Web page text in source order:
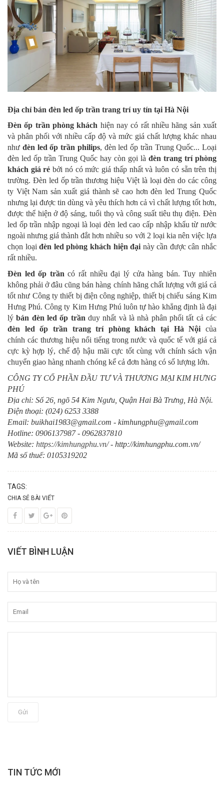
Địa chỉ bán đèn led ốp trần trang trí uy tín tại Hà Nội
Đèn ốp trần phòng khách hiện nay có rất nhiều hãng sản xuất
và phân phối với nhiều cấp độ và mức giá chất lượng khác nhau
như đèn led ốp trần philips, đèn led ốp trần Trung Quốc... Loại
đèn led ốp trần Trung Quốc hay còn gọi là đèn trang trí phòng
khách giá rẻ bởi nó có mức giá thấp nhất và luôn có sẵn trên thị
trường. Đèn led ốp trần thương hiệu Việt là loại đèn do các công
ty Việt Nam sản xuất giá thành sẽ cao hơn đèn led Trung Quốc
nhưng lại được tin dùng và yêu thích hơn cả vì chất lượng tốt hơn,
được thể hiện ở độ sáng, tuổi thọ và công suất tiêu thụ điện. Đèn
led ốp trần nhập ngoại là loại đèn led cao cấp nhập khẩu từ nước
ngoài nhưng giá thành đắt hơn nhiều so với 2 loại kia nên việc lựa
chọn loạiđèn led phòng khách hiện đại này cần được cân nhắc
rất nhiều.
Đèn led ốp trần có rất nhiều đại lý cửa hàng bán. Tuy nhiên
không phải ở đâu cũng bán hàng chính hãng chất lượng với giá cả
tốt như Công ty thiết bị điện công nghiệp, thiết bị chiếu sáng Kim
Hưng Phú. Công ty Kim Hưng Phú luôn tự hào khẳng định là đại
lýbán đèn led ốp trần duy nhất và là nhà phân phối tất cả các
đèn led ốp trần trang trí phòng khách tại Hà Nội của
chính các thương hiệu nổi tiếng trong nước và quốc tế với giá cả
cực kỳ hợp lý, chế độ hậu mãi cực tốt cùng với chính sách vận
chuyển giao hàng nhanh chóng kể cả đơn hàng có số lượng lớn.
CÔNG TY CỔ PHẦN ĐẦU TƯ VÀ THƯƠNG MẠI KIM HƯNG
PHÚ
Địa chỉ: Số 26, ngõ 54 Kim Ngưu, Quận Hai Bà Trưng, Hà Nội.
Điện thoại: (024) 6253 3388
Email: buikhai1983@gmail.com - kimhungphu@gmail.com
Hotline: 0906137987 - 0962837810
Website: https://kimhungphu.vn/- http://kimhungphu.com.vn/
Mã số thuế: 0105319202
TAGS:
CHIA SẺ BÀI VIẾT
VIẾT BÌNH LUẬN
Gửi
TIN TỨC MỚI